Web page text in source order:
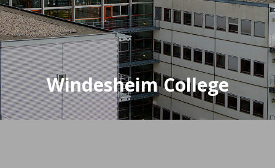
Windesheim College